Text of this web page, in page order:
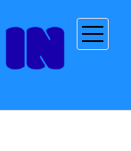
ouvrir
menu